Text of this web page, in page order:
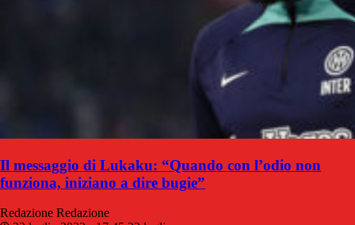
Il messaggio di Lukaku: “Quando con l’odio non
funziona, iniziano a dire bugie”
Redazione Redazione